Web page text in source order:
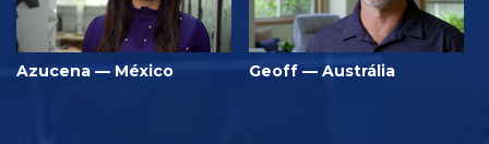
Azucena — México Geoff — Austrália